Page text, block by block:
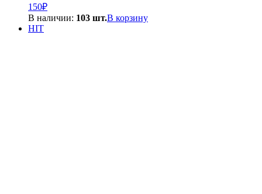
150₽
В наличии: 103 шт.В корзину
HIT